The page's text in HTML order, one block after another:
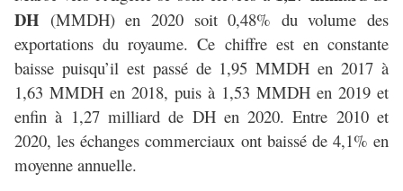
DH (MMDH) en 2020 soit 0,48% du volume des
exportations du royaume. Ce chiffre est en constante
baisse puisqu’il est passé de 1,95 MMDH en 2017 à
1,63 MMDH en 2018, puis à 1,53 MMDH en 2019 et
enfin à 1,27 milliard de DH en 2020. Entre 2010 et
2020, les échanges commerciaux ont baissé de 4,1% en
moyenne annuelle.